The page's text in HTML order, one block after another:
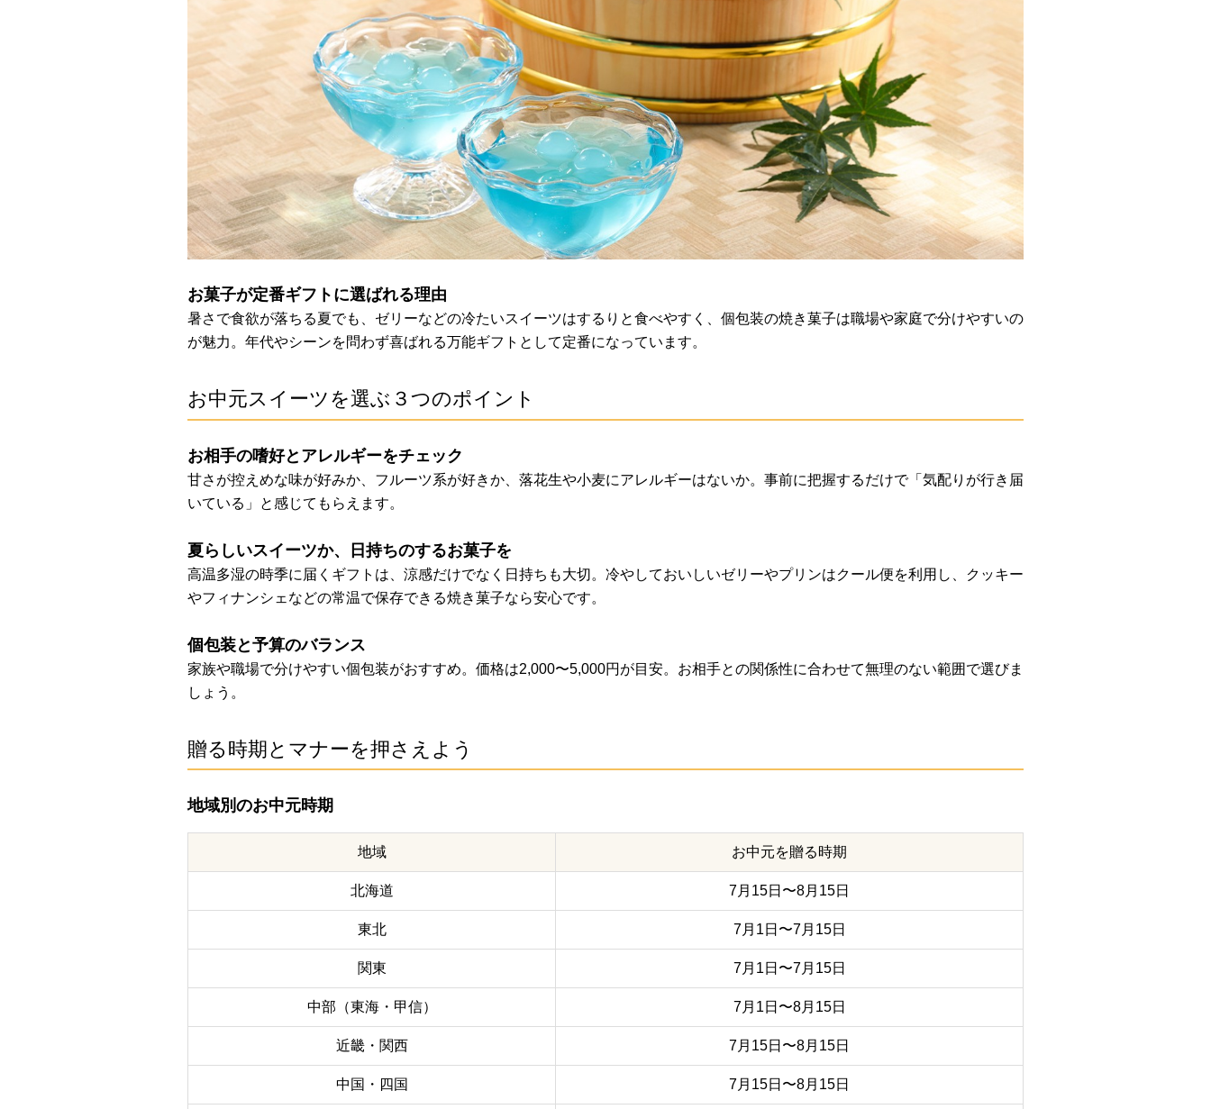
お菓子が定番ギフトに選ばれる理由
暑さで食欲が落ちる夏でも、ゼリーなどの冷たいスイーツはするりと食べやすく、個包装の焼き菓子は職場や家庭で分けやすいの
が魅力。年代やシーンを問わず喜ばれる万能ギフトとして定番になっています。
お中元スイーツを選ぶ３つのポイント
お相手の嗜好とアレルギーをチェック
甘さが控えめな味が好みか、フルーツ系が好きか、落花生や小麦にアレルギーはないか。事前に把握するだけで「気配りが行き届
いている」と感じてもらえます。
夏らしいスイーツか、日持ちのするお菓子を
高温多湿の時季に届くギフトは、涼感だけでなく日持ちも大切。冷やしておいしいゼリーやプリンはクール便を利用し、クッキー
やフィナンシェなどの常温で保存できる焼き菓子なら安心です。
個包装と予算のバランス
家族や職場で分けやすい個包装がおすすめ。価格は2,000〜5,000円が目安。お相手との関係性に合わせて無理のない範囲で選びま
しょう。
贈る時期とマナーを押さえよう
地域別のお中元時期
地域 お中元を贈る時期
北海道 7月15日〜8月15日
東北 7月1日〜7月15日
関東 7月1日〜7月15日
中部（東海・甲信） 7月1日〜8月15日
近畿・関西 7月15日〜8月15日
中国・四国 7月15日〜8月15日